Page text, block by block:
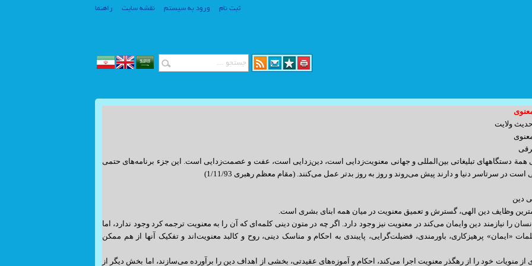
ثبت نام ورود به سیستم نقشه سایت راهنما
کارگر پلاک 14 واحد 3
لازم را به عمل آورید. ساعت مراجعه
Billing@sitesaz.ir : امور مالی
develop@sitesaz.ir : برنامه نویسی
ولایت
همة دستگاههای تبلیغاتی بین‌المللی و جهانی معنویت‌زدایی است، دین‌زدایی است، عفت و عصمت‌زدایی است. این جزء برنامه‌های حتمی
در سرتاسر دنیا و دارند پیش می‌روند و روز به روز بدتر عمل می‌کنند. (مقام معظم رهبری 1/11/93)
دین
وظایف دین الهی، گسترش و تعمیق معنویت در میان همه ابنای بشری است.
را نیازمند دین وایمان می‌کند در معنویت نیز وجود دارد. اگر چه در متون دینی کلمه‌ای که آن را به معنویت ترجمه کرد وجود ندارد، اما
«ایمان» پرهیزکاری، باورمندی، فضیلت‌گرایی، پایبندی به احکام و مناسک دینی، روح و کالبد معنویت‌اند و تفکیک آنها از هم ممکن
از منویات خود را از رهگذر معنویت اجرا می‌کند، احکام و آموزه‌های عقیدتی، بخشی از اهداف دین را برآورده می‌سازند، اما بخش دیگر از